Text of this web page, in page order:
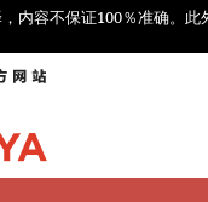
内容不保证100％准确。此